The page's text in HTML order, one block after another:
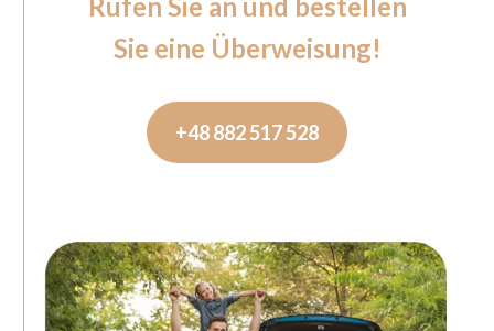
Sie eine Überweisung!
+48 882 517 528